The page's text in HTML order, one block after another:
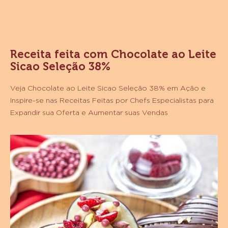
Receita feita com Chocolate ao Leite
Sicao Seleção 38%
Veja Chocolate ao Leite Sicao Seleção 38% em Ação e
Inspire-se nas Receitas Feitas por Chefs Especialistas para
Expandir sua Oferta e Aumentar suas Vendas
Coração
Rendado